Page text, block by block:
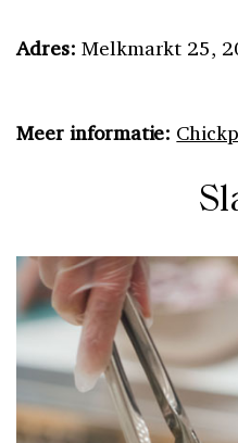
Adres: Melkmarkt 25,
Meer informatie: